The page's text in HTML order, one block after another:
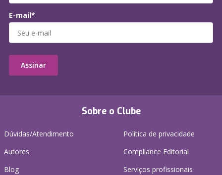
Sobre o Clube
Dúvidas/Atendimento
Autores
Blog
Política de privacidade
Compliance Editorial
Serviços profissionais
E-mail*
Assinar